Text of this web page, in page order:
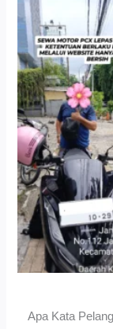
Antar Jemput
Apa Kata